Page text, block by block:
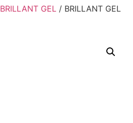
BRILLANT GEL / BRILLANT GEL